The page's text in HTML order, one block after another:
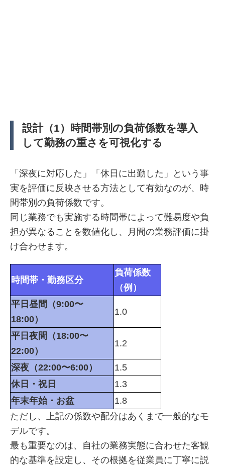
設計（1）時間帯別の負荷係数を導入
して勤務の重さを可視化する
「深夜に対応した」「休日に出勤した」という事
実を評価に反映させる方法として有効なのが、時
間帯別の負荷係数です。
同じ業務でも実施する時間帯によって難易度や負
担が異なることを数値化し、月間の業務評価に掛
け合わせます。
時間帯・勤務区分
負荷係数
（例）
平日昼間（9:00〜
18:00）
1.0
平日夜間（18:00〜
22:00）
1.2
深夜（22:00〜6:00）
1.5
休日・祝日
1.3
年末年始・お盆
1.8
ただし、上記の係数や配分はあくまで一般的なモ
デルです。
最も重要なのは、自社の業務実態に合わせた客観
的な基準を設定し、その根拠を従業員に丁寧に説